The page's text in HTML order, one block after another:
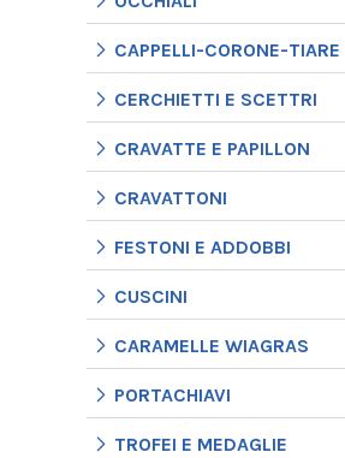
CAPPELLI-CORONE-TIARE
CERCHIETTI E SCETTRI
CRAVATTE E PAPILLON
CRAVATTONI
FESTONI E ADDOBBI
CUSCINI
CARAMELLE WIAGRAS
PORTACHIAVI
TROFEI E MEDAGLIE